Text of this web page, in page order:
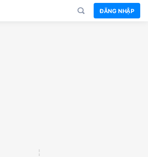
ĐĂNG NHẬP